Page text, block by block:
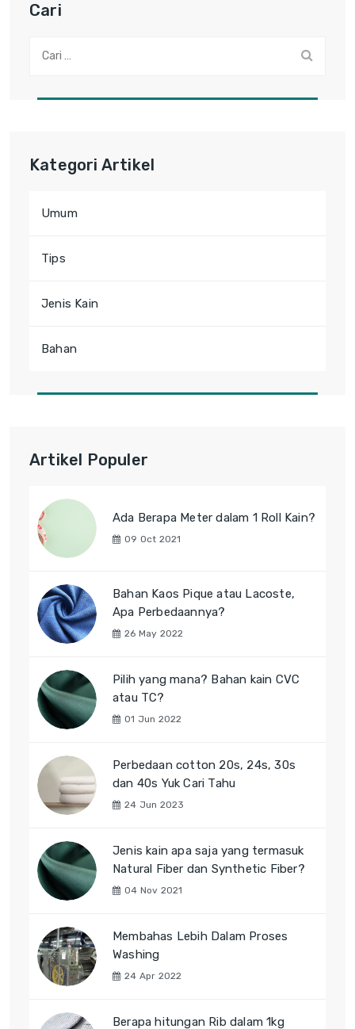
Cari
Kategori Artikel
Umum
Tips
Jenis Kain
Bahan
Artikel Populer
Ada Berapa Meter dalam 1 Roll Kain?
09 Oct 2021
Bahan Kaos Pique atau Lacoste,
Apa Perbedaannya?
26 May 2022
Pilih yang mana? Bahan kain CVC
atau TC?
01 Jun 2022
Perbedaan cotton 20s, 24s, 30s
dan 40s Yuk Cari Tahu
24 Jun 2023
Jenis kain apa saja yang termasuk
Natural Fiber dan Synthetic Fiber?
04 Nov 2021
Membahas Lebih Dalam Proses
Washing
24 Apr 2022
Berapa hitungan Rib dalam 1kg